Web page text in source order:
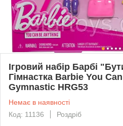
Ігровий набір Барбі
Гімнастка Barbie You
Gymnastic HRG53
Немає в наявності
Код: 11136
Роздріб